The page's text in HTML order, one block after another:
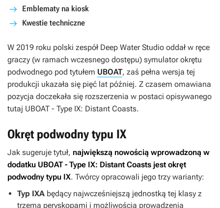
Emblematy na kiosk
Kwestie techniczne
W 2019 roku polski zespół Deep Water Studio oddał w ręce
graczy (w ramach wczesnego dostępu) symulator okrętu
podwodnego pod tytułem UBOAT, zaś pełna wersja tej
produkcji ukazała się pięć lat później. Z czasem omawiana
pozycja doczekała się rozszerzenia w postaci opisywanego
tutaj UBOAT - Type IX: Distant Coasts.
Okręt podwodny typu IX
Jak sugeruje tytuł, największą nowością wprowadzoną w
dodatku UBOAT - Type IX: Distant Coasts jest okręt
podwodny typu IX. Twórcy opracowali jego trzy warianty:
Typ IXA będący najwcześniejszą jednostką tej klasy z
trzema peryskopami i możliwością prowadzenia